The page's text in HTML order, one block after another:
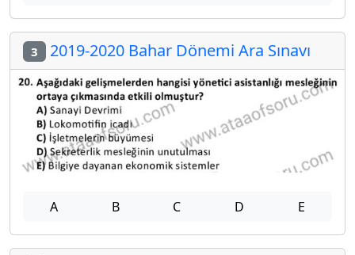
3 2019-2020 Bahar Dönemi Ara Sınavı
A B C D E